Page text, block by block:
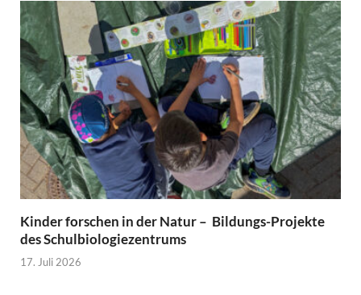
Kinder forschen in der Natur – Bildungs-Projekte
des Schulbiologiezentrums
17. Juli 2026